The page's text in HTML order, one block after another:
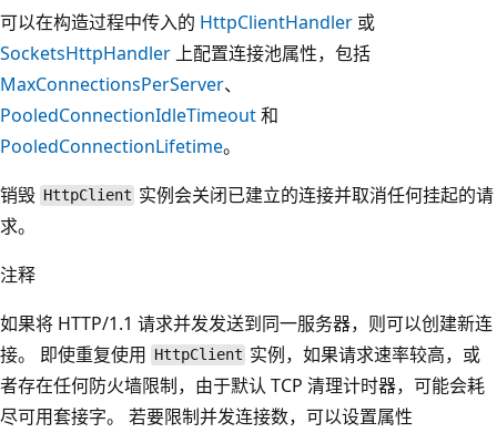
可以在构造过程中传入的 HttpClientHandler 或
SocketsHttpHandler 上配置连接池属性，包括
MaxConnectionsPerServer、
PooledConnectionIdleTimeout和
PooledConnectionLifetime。
销毁 HttpClient 实例会关闭已建立的连接并取消任何挂起的请
求。
注释
如果将 HTTP/1.1 请求并发发送到同一服务器，则可以创建新连
接。 即使重复使用 HttpClient 实例，如果请求速率较高，或
者存在任何防火墙限制，由于默认 TCP 清理计时器，可能会耗
尽可用套接字。 若要限制并发连接数，可以设置属性